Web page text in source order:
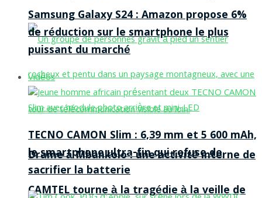
Drame à Mbankolo : une activité interne de
CAMTEL tourne à la tragédie à la veille de
Samsung Galaxy S24 : Amazon propose 6%
de réduction sur le smartphone le plus
puissant du marché
Vidéos
TECNO CAMON Slim : 6,39 mm et 5 600 mAh,
le smartphone ultra-fin qui refuse de
sacrifier la batterie